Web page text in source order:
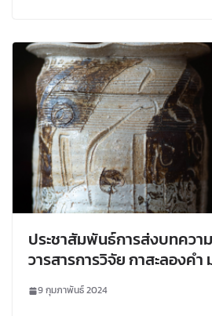
ประชาสัมพันธ์การส่งบทคว
วารสารการวิจัย กาสะลองคำ
เชียงราย
9 กุมภาพันธ์ 2024